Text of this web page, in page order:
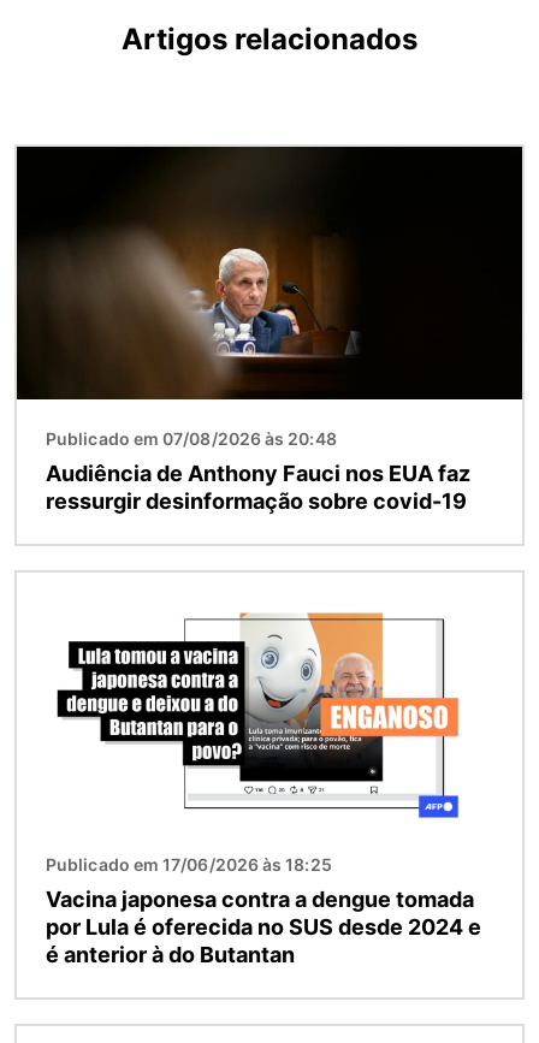
Artigos relacionados
Publicado em 07/08/2026 às 20:48
Audiência de Anthony Fauci nos EUA faz
ressurgir desinformação sobre covid-19
Publicado em 17/06/2026 às 18:25
Vacina japonesa contra a dengue tomada
por Lula é oferecida no SUS desde 2024 e
é anterior à do Butantan